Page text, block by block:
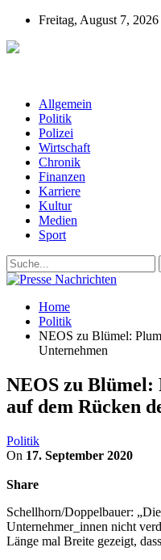
Freitag, August 7, 2026
Allgemein
Politik
Polizei
Wirtschaft
Chronik
Finanzen
Karriere
Kultur
Medien
Sport
Home
Politik
NEOS zu Blümel:
Unternehmen
NEOS zu Blümel:
auf dem Rücken
Politik
On 17. September 2020
Share
Schellhorn/Doppelbauer:
Unternehmer_innen nicht
Länge mal Breite gezeigt,